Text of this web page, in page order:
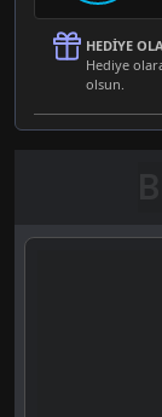
HEDIYE
Hediye
olsun.